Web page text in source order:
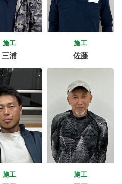
施工
三浦
施工
佐藤
施工 施工